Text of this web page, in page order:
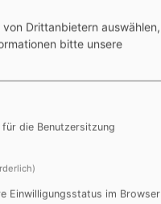
sind aus den
Feedback
zu Inhalten auf
Dann können
freuen uns auf Ihr
gemeldeten Barrieren
Drittanbietern
bitte unsere
die Benutzersitzung
Einwilligungsstatus im Browser